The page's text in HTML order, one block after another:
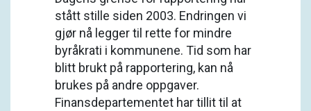
stått stille siden 2003. Endringen vi
gjør nå legger til rette for mindre
byråkrati i kommunene. Tid som har
blitt brukt på rapportering, kan nå
brukes på andre oppgaver.
Finansdepartementet har tillit til at